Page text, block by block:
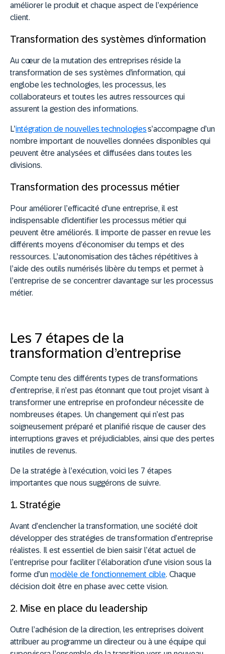
améliorer le produit et chaque aspect de l’expérience
client.
Transformation des systèmes d’information
Au cœur de la mutation des entreprises réside la
transformation de ses systèmes d’information, qui
englobe les technologies, les processus, les
collaborateurs et toutes les autres ressources qui
assurent la gestion des informations.
L’intégration de nouvelles technologiess’accompagne d’un
nombre important de nouvelles données disponibles qui
peuvent être analysées et diffusées dans toutes les
divisions.
Transformation des processus métier
Pour améliorer l’efficacité d’une entreprise, il est
indispensable d’identifier les processus métier qui
peuvent être améliorés. Il importe de passer en revue les
différents moyens d’économiser du temps et des
ressources. L’autonomisation des tâches répétitives à
l’aide des outils numérisés libère du temps et permet à
l’entreprise de se concentrer davantage sur les processus
métier.
Les 7 étapes de la
transformation d’entreprise
Compte tenu des différents types de transformations
d’entreprise, il n’est pas étonnant que tout projet visant à
transformer une entreprise en profondeur nécessite de
nombreuses étapes. Un changement qui n’est pas
soigneusement préparé et planifié risque de causer des
interruptions graves et préjudiciables, ainsi que des pertes
inutiles de revenus.
De la stratégie à l’exécution, voici les 7 étapes
importantes que nous suggérons de suivre.
1. Stratégie
Avant d’enclencher la transformation, une société doit
développer des stratégies de transformation d’entreprise
réalistes. Il est essentiel de bien saisir l’état actuel de
l’entreprise pour faciliter l’élaboration d’une vision sous la
forme d’un modèle de fonctionnement cible. Chaque
décision doit être en phase avec cette vision.
2. Mise en place du leadership
Outre l’adhésion de la direction, les entreprises doivent
attribuer au programme un directeur ou à une équipe qui